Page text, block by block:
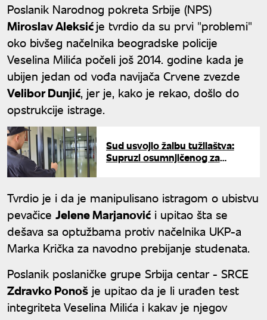
Poslanik Narodnog pokreta Srbije (NPS)
Miroslav Aleksićje tvrdio da su prvi "problemi"
oko bivšeg načelnika beogradske policije
Veselina Milića počeli još 2014. godine kada je
ubijen jedan od vođa navijača Crvene zvezde
Velibor Dunjić, jer je, kako je rekao, došlo do
opstrukcije istrage.
Sud usvojio žalbu tužilaštva:
Supruzi osumnjičenog za
Tvrdio je i da je manipulisano istragom o ubistvu
pevačice Jelene Marjanović i upitao šta se
dešava sa optužbama protiv načelnika UKP-a
Marka Krička za navodno prebijanje studenata.
Poslanik poslaničke grupe Srbija centar - SRCE
Zdravko Ponoš je upitao da je li urađen test
integriteta Veselina Milića i kakav je njegov